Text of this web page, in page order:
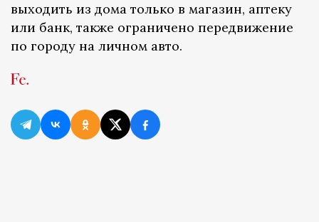
выходить из дома только в магазин, аптеку
или банк, также ограничено передвижение
по городу на личном авто.